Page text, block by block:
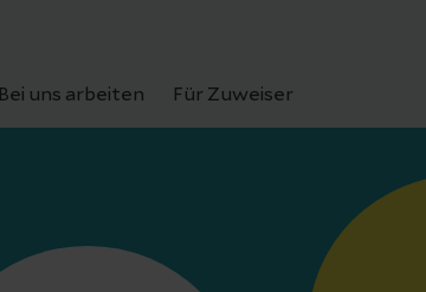
Bei uns arbeiten Für Zuweiser